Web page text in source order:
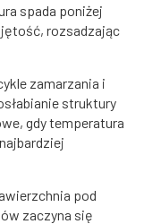
spada poniżej
rozsadzając
zamarzania i
struktury
gdy temperatura
pod
zaczyna się